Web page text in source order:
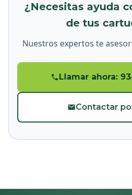
¿Necesitas ayuda
de tus
Nuestros expertos te
Llamar ahora:
Contactar